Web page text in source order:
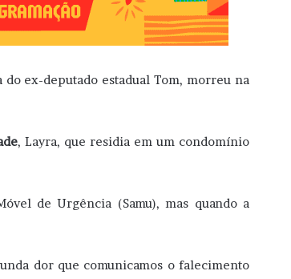
ex-deputado estadual Tom, morreu na
, Layra, que residia em um condomínio
de Urgência (Samu), mas quando a
dor que comunicamos o falecimento